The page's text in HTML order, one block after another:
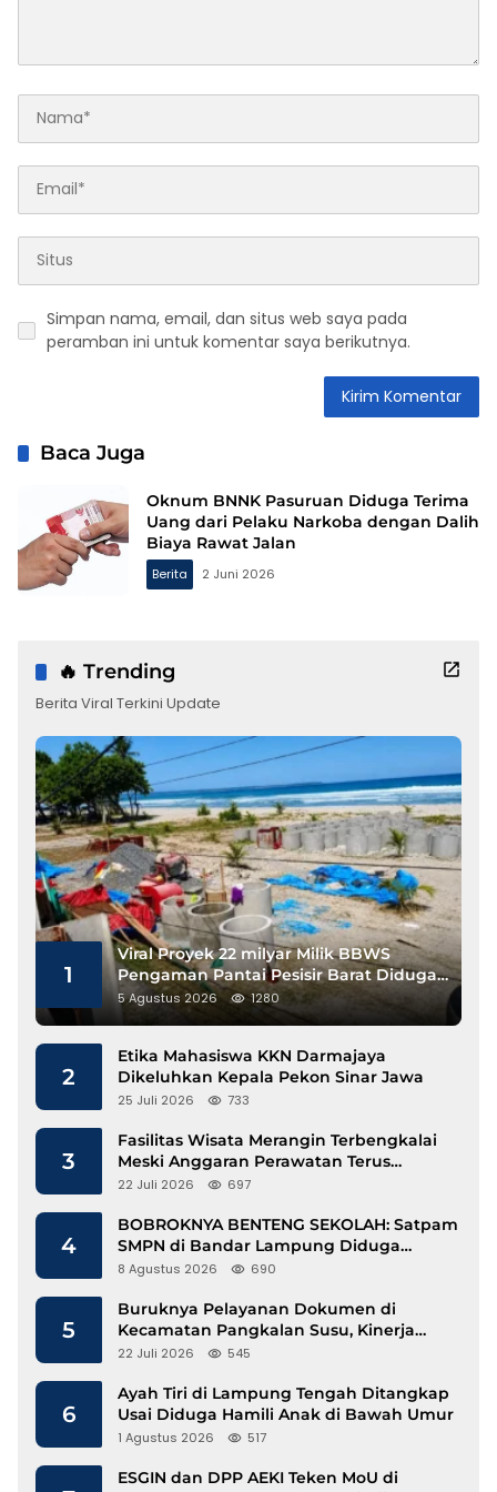
Simpan nama, email, dan situs web saya pada
peramban ini untuk komentar saya berikutnya.
Baca Juga
Oknum BNNK Pasuruan Diduga Terima
Uang dari Pelaku Narkoba dengan Dalih
Biaya Rawat Jalan
Berita 2 Juni 2026
🔥 Trending
Berita Viral Terkini Update
1
Viral Proyek 22 milyar Milik BBWS
Pengaman Pantai Pesisir Barat Diduga
Gunakan Besi Banci
5 Agustus 2026 1280
2
Etika Mahasiswa KKN Darmajaya
Dikeluhkan Kepala Pekon Sinar Jawa
25 Juli 2026 733
3
Fasilitas Wisata Merangin Terbengkalai
Meski Anggaran Perawatan Terus
Mengalir
22 Juli 2026 697
4
BOBROKNYA BENTENG SEKOLAH: Satpam
SMPN di Bandar Lampung Diduga
Lecehkan Siswi
8 Agustus 2026 690
5
Buruknya Pelayanan Dokumen di
Kecamatan Pangkalan Susu, Kinerja
Disdukcapil Langkat Disorot
22 Juli 2026 545
6
Ayah Tiri di Lampung Tengah Ditangkap
Usai Diduga Hamili Anak di Bawah Umur
1 Agustus 2026 517
ESGIN dan DPP AEKI Teken MoU di